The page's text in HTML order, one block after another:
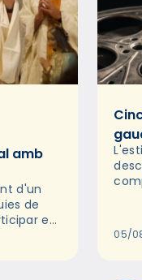
amb
d'un
de
en
05/